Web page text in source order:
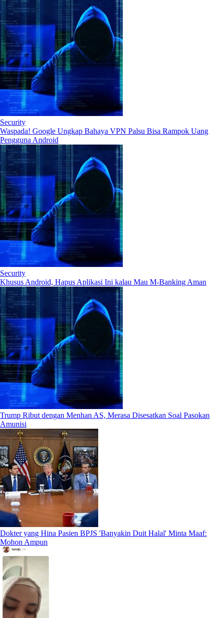
Security
Waspada! Google Ungkap Bahaya VPN Palsu Bisa Rampok Uang
Pengguna Android
Security
Khusus Android, Hapus Aplikasi Ini kalau Mau M-Banking Aman
Trump Ribut dengan Menhan AS, Merasa Disesatkan Soal Pasokan
Amunisi
Dokter yang Hina Pasien BPJS 'Banyakin Duit Halal' Minta Maaf:
Mohon Ampun